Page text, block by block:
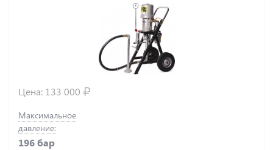
Цена: 133 000
Максимальное
давление:
196 бар